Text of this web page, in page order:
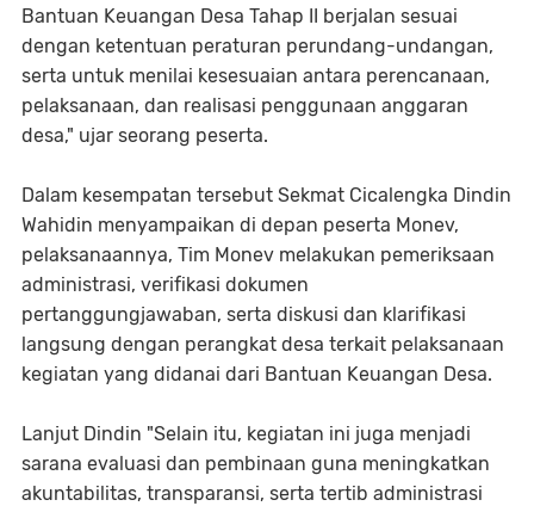
Bantuan Keuangan Desa Tahap II berjalan sesuai
dengan ketentuan peraturan perundang-undangan,
serta untuk menilai kesesuaian antara perencanaan,
pelaksanaan, dan realisasi penggunaan anggaran
desa," ujar seorang peserta.
Dalam kesempatan tersebut Sekmat Cicalengka Dindin
Wahidin menyampaikan di depan peserta Monev,
pelaksanaannya, Tim Monev melakukan pemeriksaan
administrasi, verifikasi dokumen
pertanggungjawaban, serta diskusi dan klarifikasi
langsung dengan perangkat desa terkait pelaksanaan
kegiatan yang didanai dari Bantuan Keuangan Desa.
Lanjut Dindin "Selain itu, kegiatan ini juga menjadi
sarana evaluasi dan pembinaan guna meningkatkan
akuntabilitas, transparansi, serta tertib administrasi